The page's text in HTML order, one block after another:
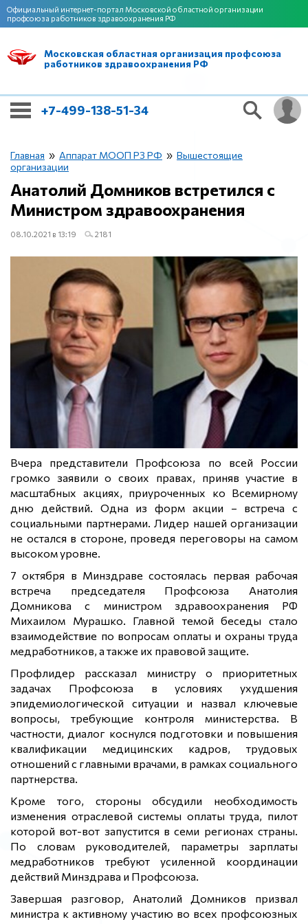
Официальный интернет-портал Московской областной организации
профсоюза работников здравоохранения РФ
Московская областная организация профсоюза
работников здравоохранения РФ
+7-499-138-51-34
Главная » Аппарат МООП РЗ РФ » Вышестоящие
организации
Анатолий Домников встретился с
Министром здравоохранения
08.10.2021 в 13:19 2181
Вчера представители Профсоюза по всей России
громко заявили о своих правах, приняв участие в
масштабных акциях, приуроченных ко Всемирному
дню действий. Одна из форм акции – встреча с
социальными партнерами. Лидер нашей организации
не остался в стороне, проведя переговоры на самом
высоком уровне.
7 октября в Минздраве состоялась первая рабочая
встреча председателя Профсоюза Анатолия
Домникова с министром здравоохранения РФ
Михаилом Мурашко. Главной темой беседы стало
взаимодействие по вопросам оплаты и охраны труда
медработников, а также их правовой защите.
Профлидер рассказал министру о приоритетных
задачах Профсоюза в условиях ухудшения
эпидемиологической ситуации и назвал ключевые
вопросы, требующие контроля министерства. В
частности, диалог коснулся подготовки и повышения
квалификации медицинских кадров, трудовых
отношений с главными врачами, в рамках социального
партнерства.
Кроме того, стороны обсудили необходимость
изменения отраслевой системы оплаты труда, пилот
которой вот-вот запустится в семи регионах страны.
По словам руководителей, параметры зарплаты
медработников требуют усиленной координации
действий Минздрава и Профсоюза.
Завершая разговор, Анатолий Домников призвал
министра к активному участию во всех профсоюзных